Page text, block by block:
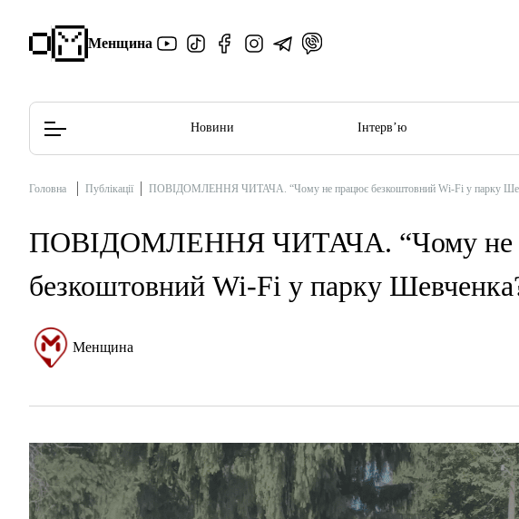
Менщина
Редакційна політика
Новини Інтерв’ю
Головна Публікації ПОВІДОМЛЕННЯ ЧИТАЧА. “Чому не працює безкоштовний Wi-Fi у парку
ПОВІДОМЛЕННЯ ЧИТАЧА. “Чому не
безкоштовний Wi-Fi у парку
Менщина